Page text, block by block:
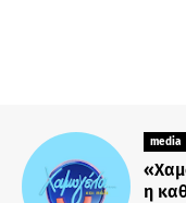
media
η